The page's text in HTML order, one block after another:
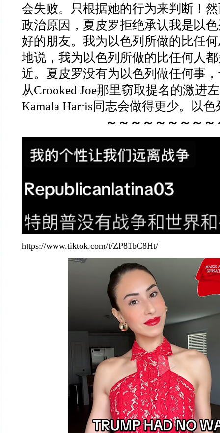
会失败。只根据她的行为来判断！
政治原因，夏皮罗拒绝承认我是以
好的朋友。我为以色列所做的比任
地说，我为以色列所做的比任何人
近。夏皮罗没有为以色列做任何事
从Crooked Joe那里窃取提名的激进
Kamala Harris同志会做得更少。以
～～～～～～～～～
https://www.tiktok.com/t/ZP81bC8Ht/